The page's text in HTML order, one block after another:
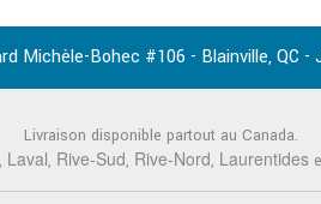
Michèle-Bohec #106 - Blainville,QC -
Livraison disponible partout au Canada.
, Laval, Rive-Sud, Rive-Nord, Laurentides